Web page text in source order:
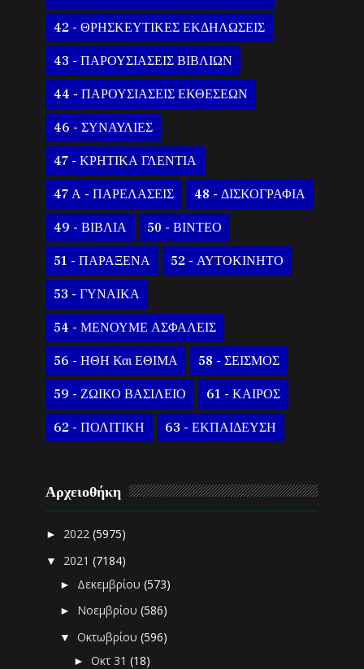
42 - ΘΡΗΣΚΕΥΤΙΚΕΣ ΕΚΔΗΛΩΣΕΙΣ
43 - ΠΑΡΟΥΣΙΑΣΕΙΣ ΒΙΒΛΙΩΝ
44 - ΠΑΡΟΥΣΙΑΣΕΙΣ ΕΚΘΕΣΕΩΝ
46 - ΣΥΝΑΥΛΙΕΣ
47 - ΚΡΗΤΙΚΑ ΓΛΕΝΤΙΑ
47 Α - ΠΑΡΕΛΑΣΕΙΣ 48 - ΔΙΣΚΟΓΡΑΦΙΑ
49 - ΒΙΒΛΙΑ 50 - ΒΙΝΤΕΟ
51 - ΠΑΡΑΞΕΝΑ 52 - ΑΥΤΟΚΙΝΗΤΟ
53 - ΓΥΝΑΙΚΑ
54 - ΜΕΝΟΥΜΕ ΑΣΦΑΛΕΙΣ
56 - ΗΘΗ Και ΕΘΙΜΑ 58 - ΣΕΙΣΜΟΣ
59 - ΖΩΙΚΟ ΒΑΣΙΛΕΙΟ 61 - ΚΑΙΡΟΣ
62 - ΠΟΛΙΤΙΚΗ 63 - ΕΚΠΑΙΔΕΥΣΗ
Αρχειοθήκη
► 2022(5975)
▼ 2021(7184)
► Δεκεμβρίου(573)
► Νοεμβρίου(586)
▼Οκτωβρίου(596)
►Οκτ 31(18)